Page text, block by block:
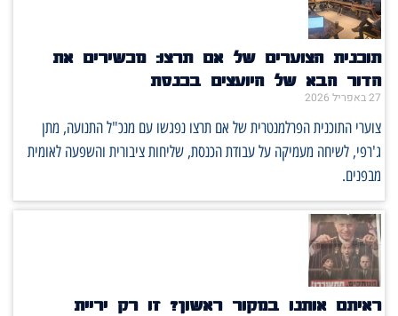
תוכנית הצוערים של אם תרצו: מכשירים את
הדור הבא של היועצים בכנסת
27 באפריל 2026
צוערי התוכנית הפרלמנטרית של אם תרצו נפגשו עם מנכ"ל התנועה, מתן
ג'רפי, לשיחה מעמיקה על עבודת הכנסת, שליחות ציבורית והשפעה לאומית
מבפנים.
ראיתם אותנו במקור ראשון? זו רק יריית